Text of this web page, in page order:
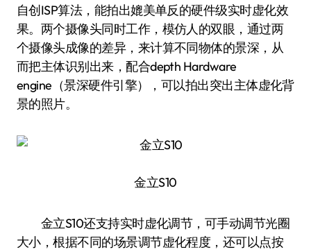
自创ISP算法，能拍出媲美单反的硬件级实时虚化效
果。两个摄像头同时工作，模仿人的双眼，通过两
个摄像头成像的差异，来计算不同物体的景深，从
而把主体识别出来，配合depth Hardware
engine（景深硬件引擎），可以拍出突出主体虚化背
景的照片。
金立S10
金立S10还支持实时虚化调节，可手动调节光圈
大小，根据不同的场景调节虚化程度，还可以点按